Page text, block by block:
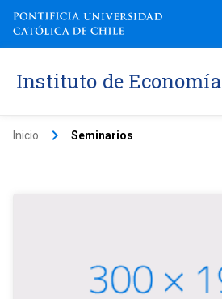
Instituto de Economía
Inicio keyboard_arrow_right Seminarios